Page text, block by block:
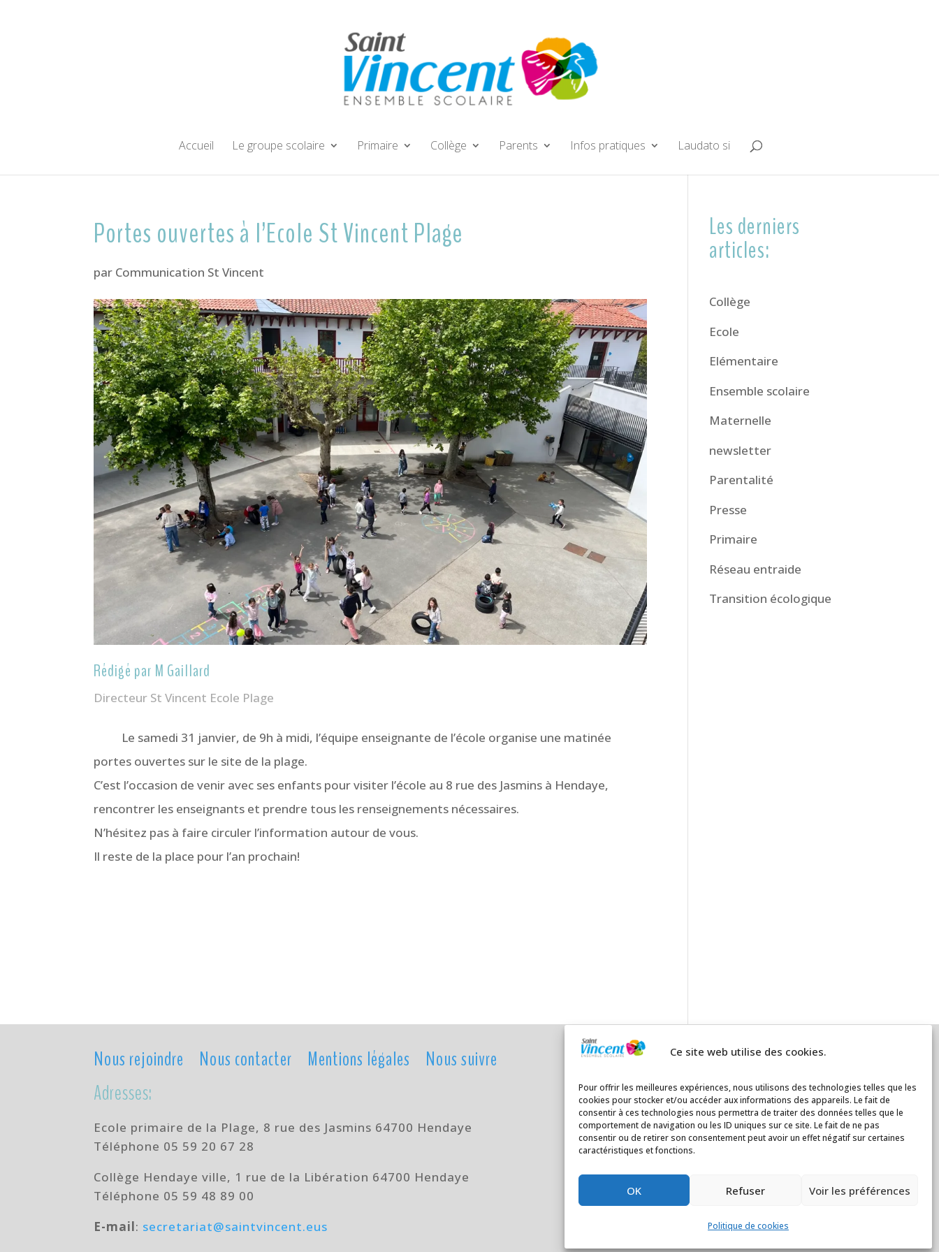
Ce site web utilise des cookies.
Pour offrir les meilleures expériences, nous utilisons des technologies telles que les
cookies pour stocker et/ou accéder aux informations des appareils. Le fait de
consentir à ces technologies nous permettra de traiter des données telles que le
comportement de navigation ou les ID uniques sur ce site. Le fait de ne pas
consentir ou de retirer son consentement peut avoir un effet négatif sur certaines
caractéristiques et fonctions.
OK Refuser Voir les préférences
Politique de cookies
Accueil Le groupe scolaire Primaire Collège Parents Infos pratiques Laudato si
Portes ouvertes à l’Ecole St Vincent Plage
par Communication St Vincent
Rédigé par M Gaillard
Directeur St Vincent Ecole Plage
Le samedi 31 janvier, de 9h à midi, l’équipe enseignante de l’école organise une matinée
portes ouvertes sur le site de la plage.
C’est l’occasion de venir avec ses enfants pour visiter l’école au 8 rue des Jasmins à Hendaye,
rencontrer les enseignants et prendre tous les renseignements nécessaires.
N’hésitez pas à faire circuler l’information autour de vous.
Il reste de la place pour l’an prochain!
Les derniers
articles:
Collège
Ecole
Elémentaire
Ensemble scolaire
Maternelle
newsletter
Parentalité
Presse
Primaire
Réseau entraide
Transition écologique
Nous rejoindre Nous contacter Mentions légales Nous suivre
Adresses:
Ecole primaire de la Plage, 8 rue des Jasmins 64700 Hendaye
Téléphone 05 59 20 67 28
Collège Hendaye ville, 1 rue de la Libération 64700 Hendaye
Téléphone 05 59 48 89 00
E-mail: secretariat@saintvincent.eus